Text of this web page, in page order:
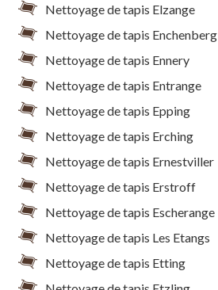
Nettoyage de tapis Elzange
Nettoyage de tapis Enchenberg
Nettoyage de tapis Ennery
Nettoyage de tapis Entrange
Nettoyage de tapis Epping
Nettoyage de tapis Erching
Nettoyage de tapis Ernestviller
Nettoyage de tapis Erstroff
Nettoyage de tapis Escherange
Nettoyage de tapis Les Etangs
Nettoyage de tapis Etting